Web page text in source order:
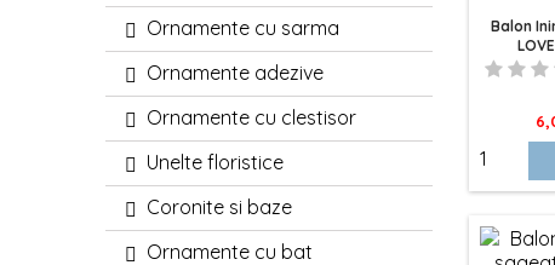
Ornamente cu sarma
Ornamente adezive
Ornamente cu clestisor
Unelte floristice
Coronite si baze
Ornamente cu bat
Balon